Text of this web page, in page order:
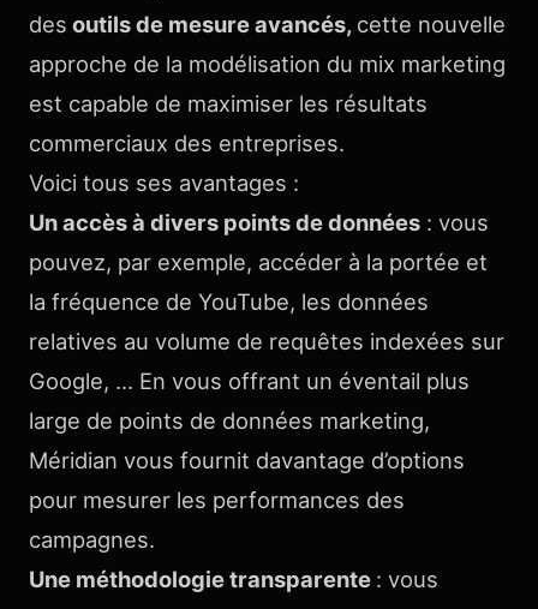
des outils de mesure avancés, cette nouvelle
approche de la modélisation du mix marketing
est capable de maximiser les résultats
commerciaux des entreprises.
Voici tous ses avantages :
Un accès à divers points de données : vous
pouvez, par exemple, accéder à la portée et
la fréquence de YouTube, les données
relatives au volume de requêtes indexées sur
Google, … En vous offrant un éventail plus
large de points de données marketing,
Méridian vous fournit davantage d’options
pour mesurer les performances des
campagnes.
Une méthodologie transparente : vous